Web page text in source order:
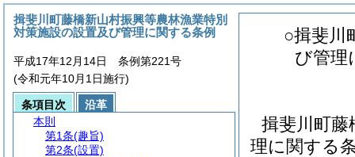
○揖斐川
び管理
揖斐川町藤
理に関する
揖斐川町藤橋新山村振興等農林漁業特別
対策施設の設置及び管理に関する条例
平成17年12月14日 条例第221号
(令和元年10月1日施行)
条項目次
沿革
本則
第1条(趣旨)
第2条(設置)